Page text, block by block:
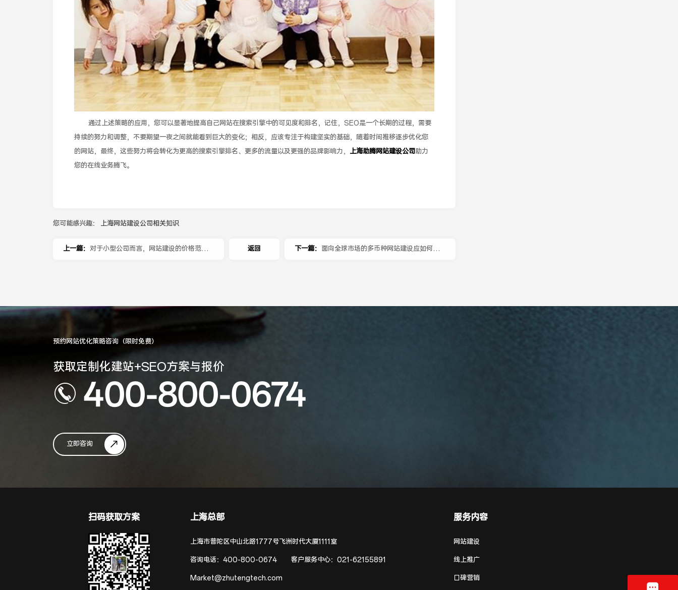
通过上述策略的应用，您可以显著地提高自己网站在搜索引擎中的可见度和排名，记住，SEO是一个长期的过程，需要
持续的努力和调整，不要期望一夜之间就能看到巨大的变化；相反，应该专注于构建坚实的基础，随着时间推移逐步优化您
的网站，最终，这些努力将会转化为更高的搜索引擎排名、更多的流量以及更强的品牌影响力， 上海助腾网站建设公司助力
您的在线业务腾飞。
您可能感兴趣： 上海网站建设公司相关知识
上一篇： 对于小型公司而言，网站建设的价格范围 下一篇： 面向全球市场的多币种网站建设应如何进
返回
预约网站优化策略咨询（限时免费）
获取定制化建站+SEO方案与报价
400-800-0674
立即咨询
扫码获取方案 上海总部
上海市普陀区中山北路1777号飞洲时代大厦1111室
咨询电话：400-800-0674 客户服务中心：021-62155891
Market@zhutengtech.com
服务内容
网站建设
线上推广
口碑营销